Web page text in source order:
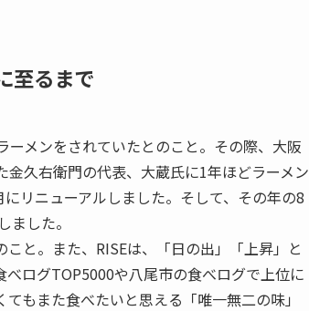
至るまで
メンをされていたとのこと。その際、大阪
久右衛門の代表、大蔵氏に1年ほどラーメン
リニューアルしました。そして、その年の8
した。
と。また、RISEは、「日の出」「上昇」と
ログTOP5000や八尾市の食べログで上位に
もまた食べたいと思える「唯一無二の味」